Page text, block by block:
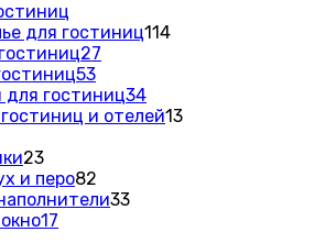
для гостиниц114
27
53
гостиниц34
и отелей13
23
и перо82
33
17